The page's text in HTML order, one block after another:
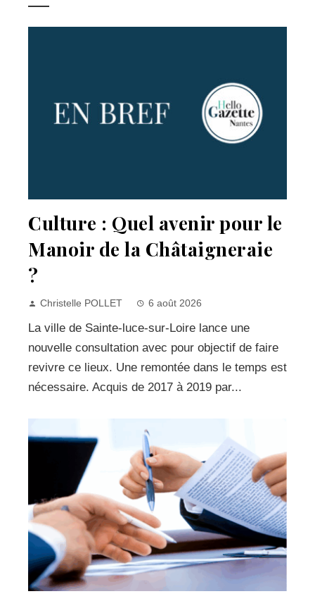
Culture : Quel avenir pour le
Manoir de la Châtaigneraie
?
Christelle POLLET 6 août 2026
La ville de Sainte-luce-sur-Loire lance une
nouvelle consultation avec pour objectif de faire
revivre ce lieux. Une remontée dans le temps est
nécessaire. Acquis de 2017 à 2019 par...